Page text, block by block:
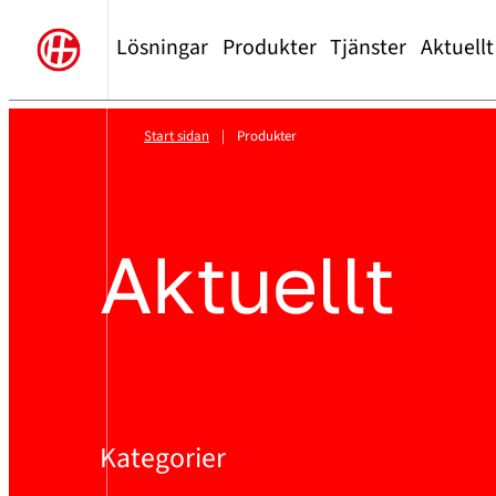
Lösningar Produkter Tjänster Aktuellt
Start sidan | Produkter
Aktuellt
Kategorier